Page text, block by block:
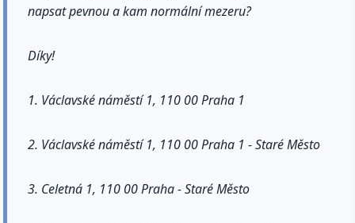
napsat pevnou a kam normální mezeru?
Díky!
1. Václavské náměstí 1, 110 00 Praha 1
2. Václavské náměstí 1, 110 00 Praha 1 - Staré Město
3. Celetná 1, 110 00 Praha - Staré Město